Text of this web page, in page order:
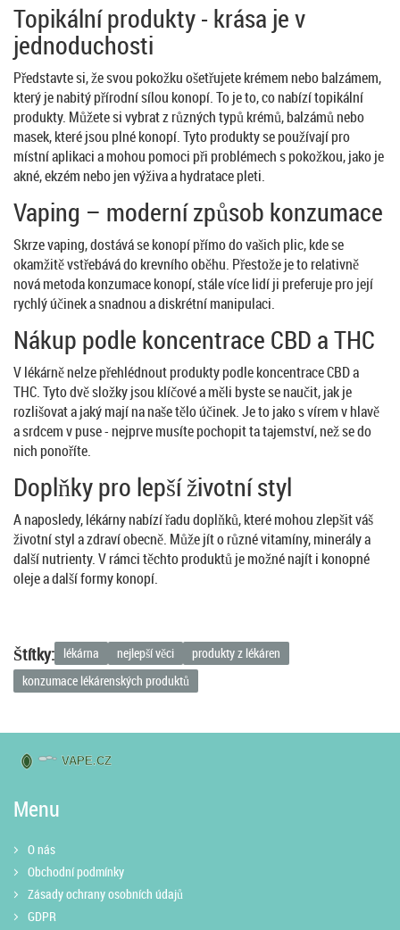
Topikální produkty - krása je v
jednoduchosti
Představte si, že svou pokožku ošetřujete krémem nebo balzámem,
který je nabitý přírodní sílou konopí. To je to, co nabízí topikální
produkty. Můžete si vybrat z různých typů krémů, balzámů nebo
masek, které jsou plné konopí. Tyto produkty se používají pro
místní aplikaci a mohou pomoci při problémech s pokožkou, jako je
akné, ekzém nebo jen výživa a hydratace pleti.
Vaping – moderní způsob konzumace
Skrze vaping, dostává se konopí přímo do vašich plic, kde se
okamžitě vstřebává do krevního oběhu. Přestože je to relativně
nová metoda konzumace konopí, stále více lidí ji preferuje pro její
rychlý účinek a snadnou a diskrétní manipulaci.
Nákup podle koncentrace CBD a THC
V lékárně nelze přehlédnout produkty podle koncentrace CBD a
THC. Tyto dvě složky jsou klíčové a měli byste se naučit, jak je
rozlišovat a jaký mají na naše tělo účinek. Je to jako s vírem v hlavě
a srdcem v puse - nejprve musíte pochopit ta tajemství, než se do
nich ponoříte.
Doplňky pro lepší životní styl
A naposledy, lékárny nabízí řadu doplňků, které mohou zlepšit váš
životní styl a zdraví obecně. Může jít o různé vitamíny, minerály a
další nutrienty. V rámci těchto produktů je možné najít i konopné
oleje a další formy konopí.
Štítky: lékárna nejlepší věci
produkty z lékáren
konzumace lékárenských produktů
Menu
O nás
Obchodní podmínky
Zásady ochrany osobních údajů
GDPR